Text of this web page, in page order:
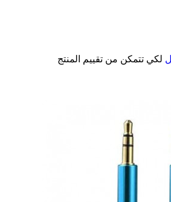
لكي تتمكن من تقييم المنتج